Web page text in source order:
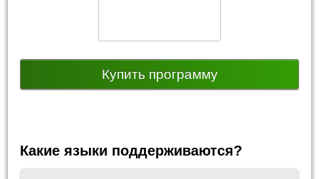
Купить программу
Какие языки поддерживаются?